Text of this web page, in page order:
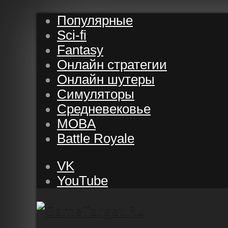
Популярные
Sci-fi
Fantasy
Онлайн стратегии
Онлайн шутеры
Симуляторы
Средневековье
MOBA
Battle Royale
VK
YouTube